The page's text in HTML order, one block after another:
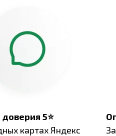
5⭐
картах Яндекс